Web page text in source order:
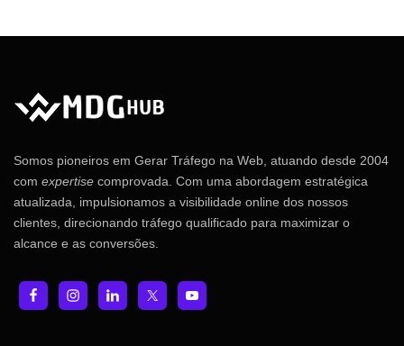
Somos pioneiros em Gerar Tráfego na Web, atuando desde 2004
com expertise comprovada. Com uma abordagem estratégica
atualizada, impulsionamos a visibilidade online dos nossos
clientes, direcionando tráfego qualificado para maximizar o
alcance e as conversões.